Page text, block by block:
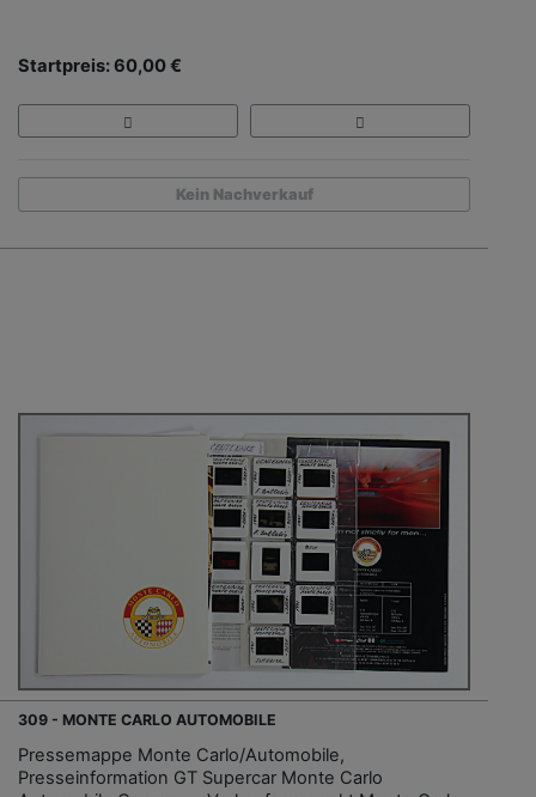
Startpreis: 60,00 €
Kein Nachverkauf
309 - MONTE CARLO AUTOMOBILE
Pressemappe Monte Carlo/Automobile,
Presseinformation GT Supercar Monte Carlo